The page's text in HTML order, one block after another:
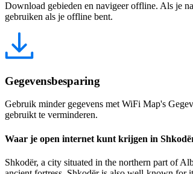
Download gebieden en navigeer offline. Als je
gebruiken als je offline bent.
Gegevensbesparing
Gebruik minder gegevens met WiFi Map's
gebruikt te verminderen.
Waar je open internet kunt krijgen in
Shkodër, a city situated in the northern part of